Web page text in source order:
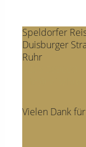
Speldorfer
Duisburger
Ruhr
Vielen Dank